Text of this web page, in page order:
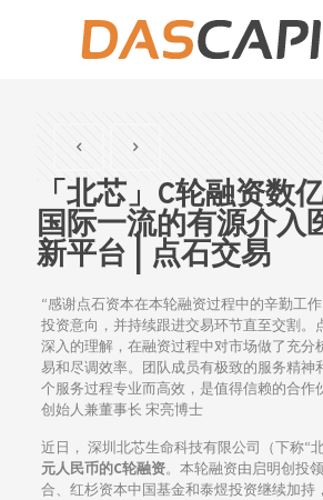
「北芯」C轮融资数
国际一流的有源介入
新平台 | 点石交易
“感谢点石资本在本轮融资过程中的辛勤工
投资意向，并持续跟进交易环节直至交割。
深入的理解，在融资过程中对市场做了充分
易和尽调效率。团队成员有极致的服务精神
个服务过程专业而高效，是值得信赖的合
创始人兼董事长 宋亮博士
近日， 深圳北芯生命科技有限公司（下称“
元人民币的C轮融资。本轮融资由启明创投
合、红杉资本中国基金和泰煜投资继续加持